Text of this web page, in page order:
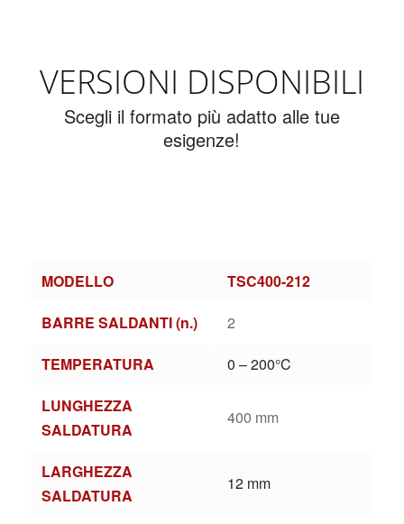
VERSIONI DISPONIBILI
Scegli il formato più adatto alle tue
esigenze!
MODELLO
TSC400-212
BARRE SALDANTI (n.)
2
TEMPERATURA
0 – 200°C
LUNGHEZZA
SALDATURA
400 mm
LARGHEZZA
SALDATURA
12 mm